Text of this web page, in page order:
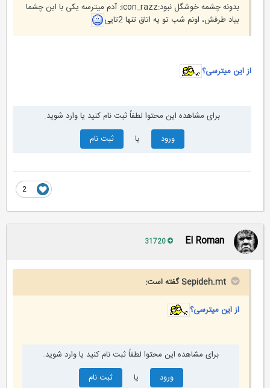
بدونه چشمه خوشگل نبود:icon_razz: آدم میترسه یکی با این چشما
بیاد طرفش، اونم شب تو یه اتاق تنها 2تایی
از این میترسی؟
برای مشاهده این محتوا لطفاً ثبت نام کنید یا وارد شوید.
ورود
ثبت نام
El Roman
Sepideh.mt گفته است:
از این میترسی؟
برای مشاهده این محتوا لطفاً ثبت نام کنید یا وارد شوید.
ورود
ثبت نام